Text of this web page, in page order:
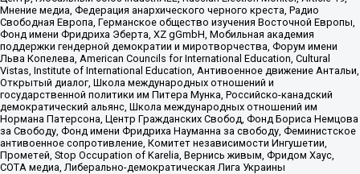
Мнение медиа, Федерация анархического черного креста, Радио
Свободная Европа, Германское общество изучения Восточной Европы,
Фонд имени Фридриха Эберта, XZ gGmbH, Мобильная академия
поддержки гендерной демократии и миротворчества, Форум имени
Льва Копелева, American Councils for International Education, Cultural
Vistas, Institute of International Education, Антивоенное движение Антальи,
Открытый диалог, Школа международных отношений и
государственной политики им Питера Мунка, Российско-канадский
демократический альянс, Школа международных отношений им
Нормана Патерсона, Центр Гражданских Свобод, Фонд Бориса Немцова
за Свободу, Фонд имени Фридриха Науманна за свободу, Феминистское
антивоенное сопротивление, Комитет независимости Ингушетии,
Прометей, Stop Occupation of Karelia, Вернись живым, Фридом Хаус,
СОТА медиа, Либерально-демократическая Лига Украины